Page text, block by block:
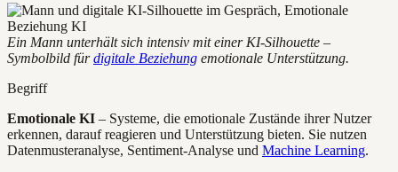
Ein Mann unterhält sich intensiv mit einer KI-Silhouette –
Symbolbild fürdigitale Beziehung emotionale Unterstützung.
Begriff
Emotionale KI – Systeme, die emotionale Zustände ihrer Nutzer
erkennen, darauf reagieren und Unterstützung bieten. Sie nutzen
Datenmusteranalyse, Sentiment-Analyse und Machine Learning.